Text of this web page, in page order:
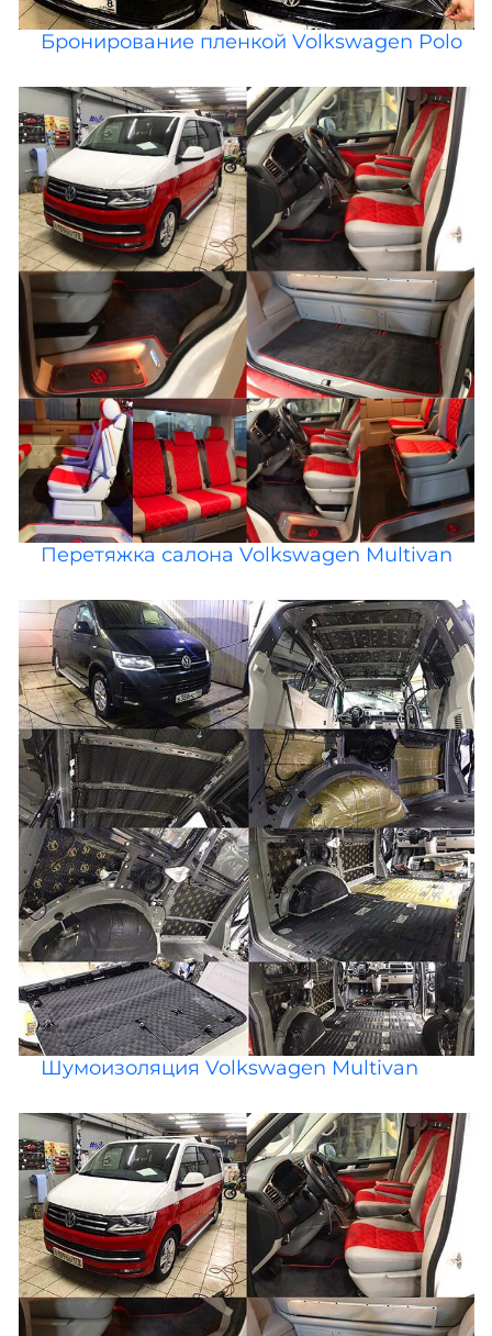
Бронирование пленкой Volkswagen Polo
Перетяжка салона Volkswagen Multivan
Шумоизоляция Volkswagen Multivan